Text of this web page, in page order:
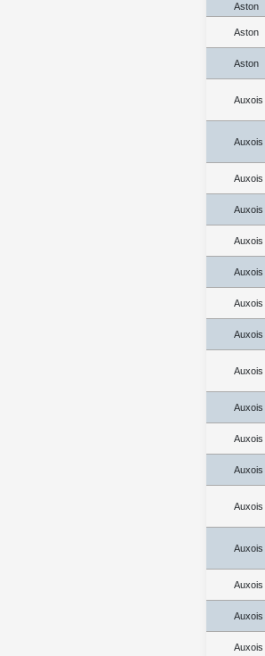
Aston
Aston
Aston
Auxois
Auxois
Auxois
Auxois
Auxois
Auxois
Auxois
Auxois
Auxois
Auxois
Auxois
Auxois
Auxois
Auxois
Auxois
Auxois
Auxois